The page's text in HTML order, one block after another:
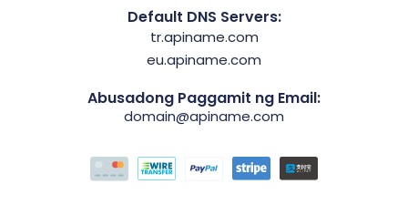
Default DNS Servers:
tr.apiname.com
eu.apiname.com
Abusadong Paggamit ng Email:
domain@apiname.com